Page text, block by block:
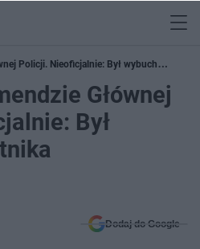
Policji. Nieoficjalnie: Był wybuch
Głównej
Był
Dodaj do Google